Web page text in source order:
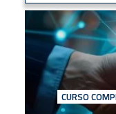
CURSO